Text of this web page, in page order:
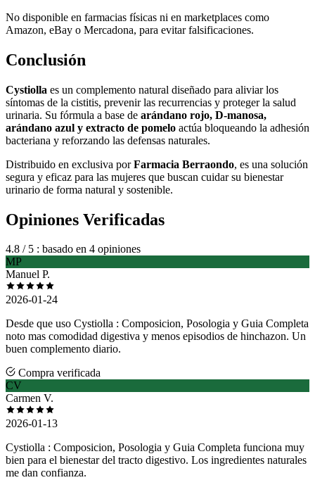
No disponible en farmacias físicas ni en marketplaces como
Amazon, eBay o Mercadona, para evitar falsificaciones.
Conclusión
Cystiolla es un complemento natural diseñado para aliviar los
síntomas de la cistitis, prevenir las recurrencias y proteger la salud
urinaria. Su fórmula a base de arándano rojo, D-manosa,
arándano azul y extracto de pomelo actúa bloqueando la adhesión
bacteriana y reforzando las defensas naturales.
Distribuido en exclusiva porFarmacia Berraondo, es una solución
segura y eficaz para las mujeres que buscan cuidar su bienestar
urinario de forma natural y sostenible.
Opiniones Verificadas
4.8 / 5 : basado en 4 opiniones
MP
Manuel P.
2026-01-24
Desde que uso Cystiolla : Composicion, Posologia y Guia Completa
noto mas comodidad digestiva y menos episodios de hinchazon. Un
buen complemento diario.
Compra verificada
CV
Carmen V.
2026-01-13
Cystiolla : Composicion, Posologia y Guia Completa funciona muy
bien para el bienestar del tracto digestivo. Los ingredientes naturales
me dan confianza.